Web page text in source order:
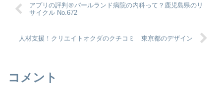
アプリの評判＠パールランド病院の内科って？鹿児島県のリ
サイクル No.672
人材支援！クリエイトオクダのクチコミ｜東京都のデザイン
コメント